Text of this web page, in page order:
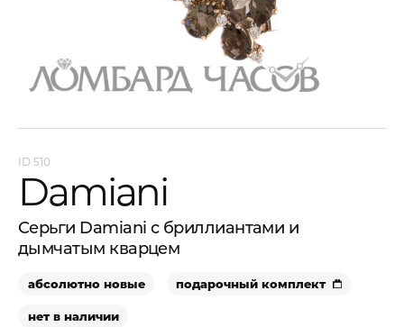
510
Damiani
Серьги Damiani с бриллиантами и
дымчатым кварцем
абсолютно новые подарочный комплект
нет в наличии